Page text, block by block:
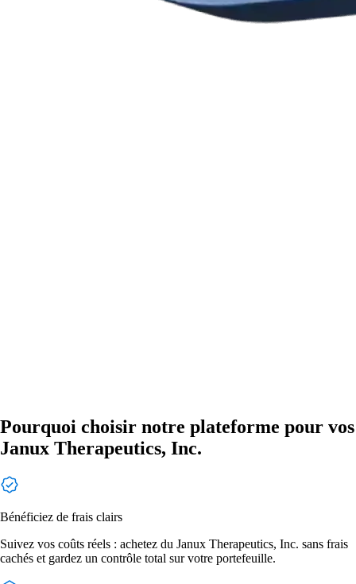
Pourquoi choisir notre plateforme pour vos
Janux Therapeutics, Inc.
Bénéficiez de frais clairs
Suivez vos coûts réels : achetez du Janux Therapeutics, Inc. sans frais
cachés et gardez un contrôle total sur votre portefeuille.